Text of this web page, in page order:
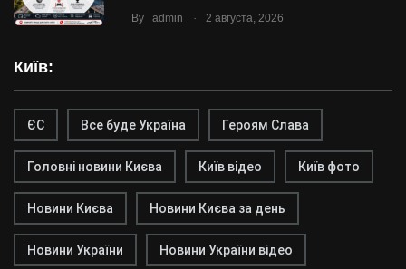
By admin . 2 августа, 2026
Київ:
ЄС Все буде Україна Героям Слава
Головні новини Києва Київ відео Київ фото
Новини Києва Новини Києва за день
Новини України Новини України відео